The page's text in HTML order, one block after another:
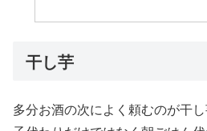
干し芋
多分お酒の次によく頼むのが干